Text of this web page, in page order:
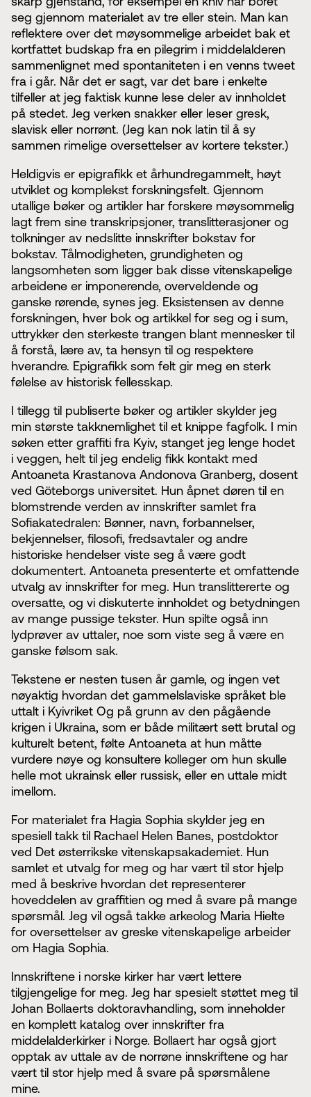
seg gjennom materialet av tre eller stein. Man kan
reflektere over det møysommelige arbeidet bak et
kortfattet budskap fra en pilegrim i middelalderen
sammenlignet med spontaniteten i en venns tweet
fra i går. Når det er sagt, var det bare i enkelte
tilfeller at jeg faktisk kunne lese deler av innholdet
på stedet. Jeg verken snakker eller leser gresk,
slavisk eller norrønt. (Jeg kan nok latin til å sy
sammen rimelige oversettelser av kortere tekster.)
Heldigvis er epigrafikk et århundregammelt, høyt
utviklet og komplekst forskningsfelt. Gjennom
utallige bøker og artikler har forskere møysommelig
lagt frem sine transkripsjoner, translitterasjoner og
tolkninger av nedslitte innskrifter bokstav for
bokstav. Tålmodigheten, grundigheten og
langsomheten som ligger bak disse vitenskapelige
arbeidene er imponerende, overveldende og
ganske rørende, synes jeg. Eksistensen av denne
forskningen, hver bok og artikkel for seg og i sum,
uttrykker den sterkeste trangen blant mennesker til
å forstå, lære av, ta hensyn til og respektere
hverandre. Epigrafikk som felt gir meg en sterk
følelse av historisk fellesskap.
I tillegg til publiserte bøker og artikler skylder jeg
min største takknemlighet til et knippe fagfolk. I min
søken etter graffiti fra Kyiv, stanget jeg lenge hodet
i veggen, helt til jeg endelig fikk kontakt med
Antoaneta Krastanova Andonova Granberg, dosent
ved Göteborgs universitet. Hun åpnet døren til en
blomstrende verden av innskrifter samlet fra
Sofiakatedralen: Bønner, navn, forbannelser,
bekjennelser, filosofi, fredsavtaler og andre
historiske hendelser viste seg å være godt
dokumentert. Antoaneta presenterte et omfattende
utvalg av innskrifter for meg. Hun translittererte og
oversatte, og vi diskuterte innholdet og betydningen
av mange pussige tekster. Hun spilte også inn
lydprøver av uttaler, noe som viste seg å være en
ganske følsom sak.
Tekstene er nesten tusen år gamle, og ingen vet
nøyaktig hvordan det gammelslaviske språket ble
uttalt i Kyivriket Og på grunn av den pågående
krigen i Ukraina, som er både militært sett brutal og
kulturelt betent, følte Antoaneta at hun måtte
vurdere nøye og konsultere kolleger om hun skulle
helle mot ukrainsk eller russisk, eller en uttale midt
imellom.
For materialet fra Hagia Sophia skylder jeg en
spesiell takk til Rachael Helen Banes, postdoktor
ved Det østerrikske vitenskapsakademiet. Hun
samlet et utvalg for meg og har vært til stor hjelp
med å beskrive hvordan det representerer
hoveddelen av graffitien og med å svare på mange
spørsmål. Jeg vil også takke arkeolog Maria Hielte
for oversettelser av greske vitenskapelige arbeider
om Hagia Sophia.
Innskriftene i norske kirker har vært lettere
tilgjengelige for meg. Jeg har spesielt støttet meg til
Johan Bollaerts doktoravhandling, som inneholder
en komplett katalog over innskrifter fra
middelalderkirker i Norge. Bollaert har også gjort
opptak av uttale av de norrøne innskriftene og har
vært til stor hjelp med å svare på spørsmålene
mine.